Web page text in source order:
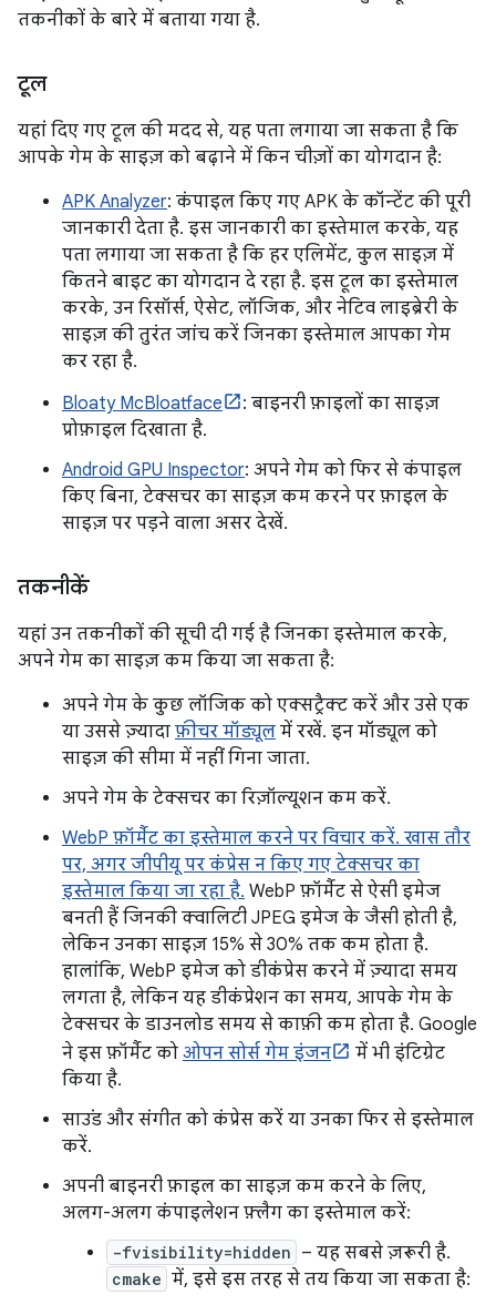
तकनीकों के बारे में बताया गया है.
टूल
यहां दिए गए टूल की मदद से, यह पता लगाया जा सकता है कि
आपके गेम के साइज़ को बढ़ाने में किन चीज़ों का योगदान है:
APK Analyzer: कंपाइल किए गए APK के कॉन्टेंट की पूरी
जानकारी देता है. इस जानकारी का इस्तेमाल करके, यह
पता लगाया जा सकता है कि हर एलिमेंट, कुल साइज़ में
कितने बाइट का योगदान दे रहा है. इस टूल का इस्तेमाल
करके, उन रिसॉर्स, ऐसेट, लॉजिक, और नेटिव लाइब्रेरी के
साइज़ की तुरंत जांच करें जिनका इस्तेमाल आपका गेम
कर रहा है.
Bloaty McBloatface
: बाइनरी फ़ाइलों का साइज़
प्रोफ़ाइल दिखाता है.
Android GPU Inspector: अपने गेम को फिर से कंपाइल
किए बिना, टेक्सचर का साइज़ कम करने पर फ़ाइल के
साइज़ पर पड़ने वाला असर देखें.
तकनीकें
यहां उन तकनीकों की सूची दी गई है जिनका इस्तेमाल करके,
अपने गेम का साइज़ कम किया जा सकता है:
अपने गेम के कुछ लॉजिक को एक्सट्रैक्ट करें और उसे एक
या उससे ज़्यादा फ़ीचर मॉड्यूल में रखें. इन मॉड्यूल को
साइज़ की सीमा में नहीं गिना जाता.
अपने गेम के टेक्सचर का रिज़ॉल्यूशन कम करें.
WebP फ़ॉर्मैट का इस्तेमाल करने पर विचार करें. खास तौर
पर, अगर जीपीयू पर कंप्रेस न किए गए टेक्सचर का
इस्तेमाल किया जा रहा है. WebP फ़ॉर्मैट से ऐसी इमेज
बनती हैं जिनकी क्वालिटी JPEG इमेज के जैसी होती है,
लेकिन उनका साइज़ 15% से 30% तक कम होता है.
हालांकि, WebP इमेज को डीकंप्रेस करने में ज़्यादा समय
लगता है, लेकिन यह डीकंप्रेशन का समय, आपके गेम के
टेक्सचर के डाउनलोड समय से काफ़ी कम होता है. Google
ने इस फ़ॉर्मैट को ओपन सोर्स गेम इंजन
में भी इंटिग्रेट
किया है.
साउंड और संगीत को कंप्रेस करें या उनका फिर से इस्तेमाल
करें.
अपनी बाइनरी फ़ाइल का साइज़ कम करने के लिए,
अलग-अलग कंपाइलेशन फ़्लैग का इस्तेमाल करें:
-fvisibility=hidden – यह सबसे ज़रूरी है.
cmake में, इसे इस तरह से तय किया जा सकता है: